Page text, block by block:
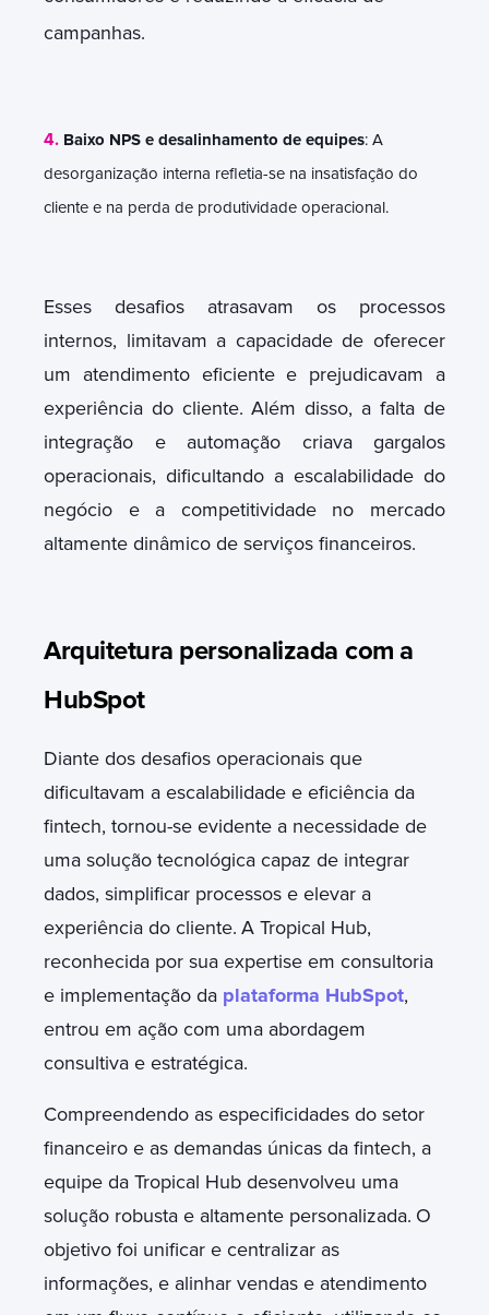
campanhas.
4. Baixo NPS e desalinhamento de equipes: A
desorganização interna refletia-se na insatisfação do
cliente e na perda de produtividade operacional.
Esses desafios atrasavam os processos
internos, limitavam a capacidade de oferecer
um atendimento eficiente e prejudicavam a
experiência do cliente. Além disso, a falta de
integração e automação criava gargalos
operacionais, dificultando a escalabilidade do
negócio e a competitividade no mercado
altamente dinâmico de serviços financeiros.
Arquitetura personalizada com a
HubSpot
Diante dos desafios operacionais que
dificultavam a escalabilidade e eficiência da
fintech, tornou-se evidente a necessidade de
uma solução tecnológica capaz de integrar
dados, simplificar processos e elevar a
experiência do cliente. A Tropical Hub,
reconhecida por sua expertise em consultoria
e implementação da plataforma HubSpot,
entrou em ação com uma abordagem
consultiva e estratégica.
Compreendendo as especificidades do setor
financeiro e as demandas únicas da fintech, a
equipe da Tropical Hub desenvolveu uma
solução robusta e altamente personalizada. O
objetivo foi unificar e centralizar as
informações, e alinhar vendas e atendimento